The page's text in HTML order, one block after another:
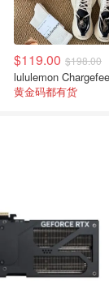
$119.00 $198.00
黄金码都有货